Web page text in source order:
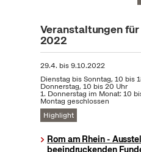
Veranstaltungen
2022
29.4. bis9.10.2022
Dienstag bis Sonntag, 10 bis
Donnerstag, 10 bis 20 Uhr
1. Donnerstag im Monat: 10
Montag geschlossen
Highlight
Rom am Rhein -
beeindruckenden